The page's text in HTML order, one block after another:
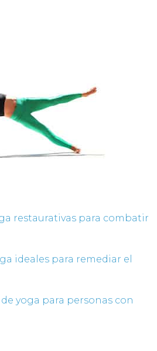
restaurativas para combatir
ideales para remediar el
yoga para personas con